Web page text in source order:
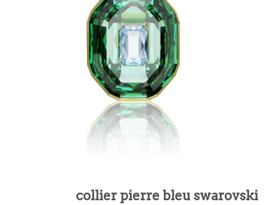
collier pierre bleu swarovski